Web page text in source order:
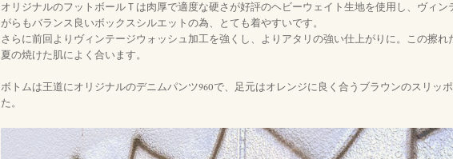
オリジナルのフットボールＴは肉厚で適度な硬さが好評のヘビーウェイト生地を使用し、ヴィン
がらもバランス良いボックスシルエットの為、とても着やすいです。
さらに前回よりヴィンテージウォッシュ加工を強くし、よりアタリの強い仕上がりに。この擦れ
夏の焼けた肌によく合います。
ボトムは王道にオリジナルのデニムパンツ960で、足元はオレンジに良く合うブラウンのスリッ
た。